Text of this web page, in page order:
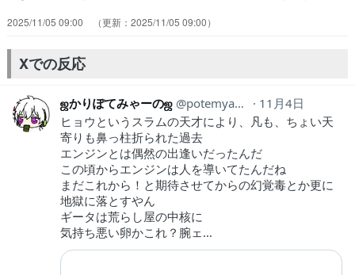
全部幻覚ですか…ジャバーさん… ザンカの過去がいろいろと切ない。
過去、積み上げてきた努力が天才に… 幻覚を見せられて笑うザンカそ
れを横で寝転… なにこれ、ちょっとひどい展開だザンカの過…
2025/11/05 09:00 2025/11/05 09:00
Xでの反応
ஜかりぽてみゃーのஜ potemyaano
11月4日
ヒョウというスラムの天才により、凡も、ちょい天
寄りも鼻っ柱折られた過去
エンジンとは偶然の出逢いだったんだ
この頃からエンジンは人を導いてたんだね
まだこれから！と期待させてからの幻覚毒とか更に
地獄に落とすやん
ギータは荒らし屋の中核に
気持ち悪い卵かこれ？腕ェ…